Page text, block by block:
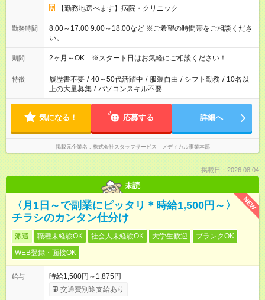
【勤務地選べます】病院・クリニック
勤務時間
8:00～17:00 9:00～18:00など ※ご希望の時間帯をご相談くださ
い。
期間 2ヶ月～OK ※スタート日はお気軽にご相談ください！
特徴 履歴書不要 / 40～50代活躍中 / 服装自由 / シフト勤務 / 10名以
上の大量募集 / パソコンスキル不要
気になる！ 応募する 詳細へ
掲載元企業名 株式会社スタッフサービス メディカル事業本部
掲載日：2026.08.04
未読
NEW
〈月1日～で副業にピッタリ＊時給1,500円～〉
チラシのカンタン仕分け
派遣 職種未経験OK 社会人未経験OK 大学生歓迎
ブランクOK
WEB登録・面接OK
給与
時給1,500円～1,875円
交通費別途支給あり